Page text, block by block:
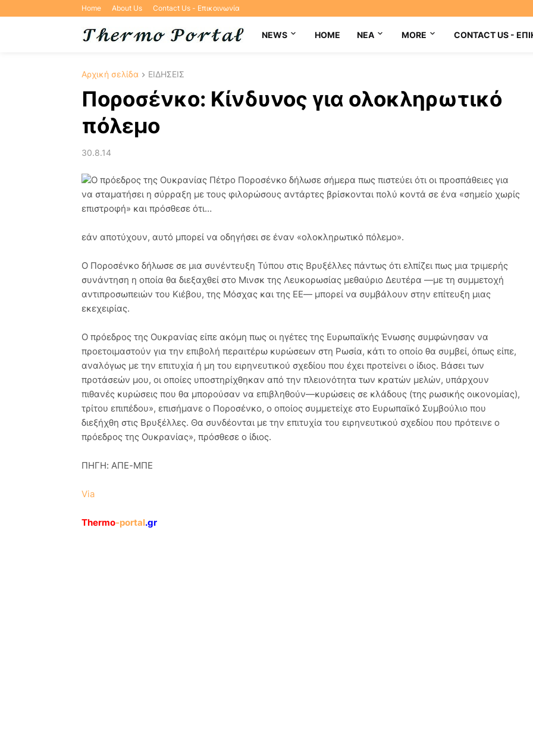
Home About Us Contact Us - Επικοινωνία
NEWS HOME NEA MORE CONTACT US -
Αρχική σελίδα ΕΙΔΗΣΕΙΣ
Ποροσένκο: Κίνδυνος για ολοκληρωτικό
πόλεμο
30.8.14
Ο πρόεδρος της Ουκρανίας Πέτρο Ποροσένκο δήλωσε σήμερα πως πιστεύει ότι οι προσπάθειες για
να σταματήσει η σύρραξη με τους φιλορώσους αντάρτες βρίσκονται πολύ κοντά σε ένα «σημείο χωρίς
επιστροφή» και πρόσθεσε ότι…
εάν αποτύχουν, αυτό μπορεί να οδηγήσει σε έναν «ολοκληρωτικό πόλεμο».
Ο Ποροσένκο δήλωσε σε μια συνέντευξη Τύπου στις Βρυξέλλες πάντως ότι ελπίζει πως μια τριμερής
συνάντηση η οποία θα διεξαχθεί στο Μινσκ της Λευκορωσίας μεθαύριο Δευτέρα —με τη συμμετοχή
αντιπροσωπειών του Κιέβου, της Μόσχας και της ΕΕ— μπορεί να συμβάλουν στην επίτευξη μιας
εκεχειρίας.
Ο πρόεδρος της Ουκρανίας είπε ακόμη πως οι ηγέτες της Ευρωπαϊκής Ένωσης συμφώνησαν να
προετοιμαστούν για την επιβολή περαιτέρω κυρώσεων στη Ρωσία, κάτι το οποίο θα συμβεί, όπως είπε,
αναλόγως με την επιτυχία ή μη του ειρηνευτικού σχεδίου που έχει προτείνει ο ίδιος. Βάσει των
προτάσεών μου, οι οποίες υποστηρίχθηκαν από την πλειονότητα των κρατών μελών, υπάρχουν
πιθανές κυρώσεις που θα μπορούσαν να επιβληθούν—κυρώσεις σε κλάδους (της ρωσικής οικονομίας),
τρίτου επιπέδου», επισήμανε ο Ποροσένκο, ο οποίος συμμετείχε στο Ευρωπαϊκό Συμβούλιο που
διεξήχθη στις Βρυξέλλες. Θα συνδέονται με την επιτυχία του ειρηνευτικού σχεδίου που πρότεινε ο
πρόεδρος της Ουκρανίας», πρόσθεσε ο ίδιος.
ΠΗΓΗ: ΑΠΕ-ΜΠΕ
Via
Thermo-portal.gr